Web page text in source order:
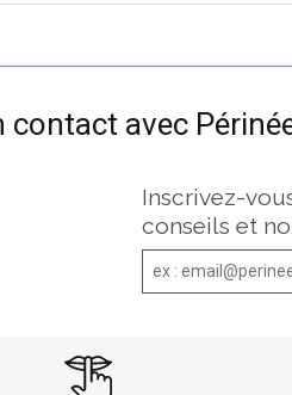
contact avec
Inscrivez-
conseils et